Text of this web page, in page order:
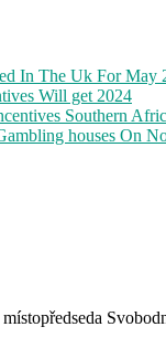
In The Uk For May
Will get 2024
Southern
houses On